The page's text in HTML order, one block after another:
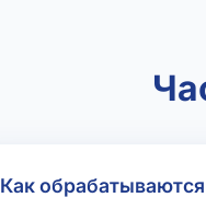
Как